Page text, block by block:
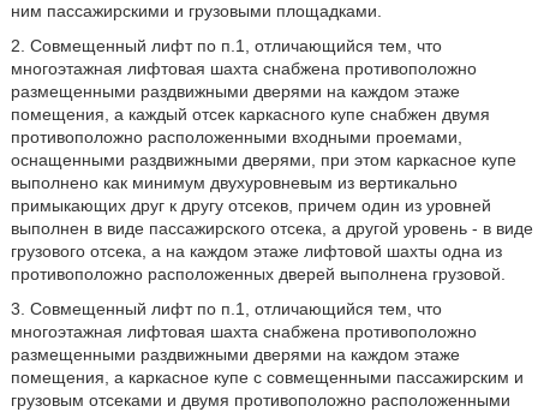
ним пассажирскими и грузовыми площадками.
2. Совмещенный лифт по п.1, отличающийся тем, что
многоэтажная лифтовая шахта снабжена противоположно
размещенными раздвижными дверями на каждом этаже
помещения, а каждый отсек каркасного купе снабжен двумя
противоположно расположенными входными проемами,
оснащенными раздвижными дверями, при этом каркасное купе
выполнено как минимум двухуровневым из вертикально
примыкающих друг к другу отсеков, причем один из уровней
выполнен в виде пассажирского отсека, а другой уровень - в виде
грузового отсека, а на каждом этаже лифтовой шахты одна из
противоположно расположенных дверей выполнена грузовой.
3. Совмещенный лифт по п.1, отличающийся тем, что
многоэтажная лифтовая шахта снабжена противоположно
размещенными раздвижными дверями на каждом этаже
помещения, а каркасное купе с совмещенными пассажирским и
грузовым отсеками и двумя противоположно расположенными